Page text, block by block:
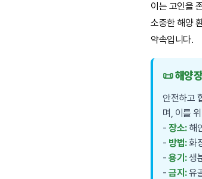
이는 고인을
소중한 해양
약속입니다.
📜 해양
안전하고
며, 이를
-장소:해
- 방법:화
-용기:생
-금지:유